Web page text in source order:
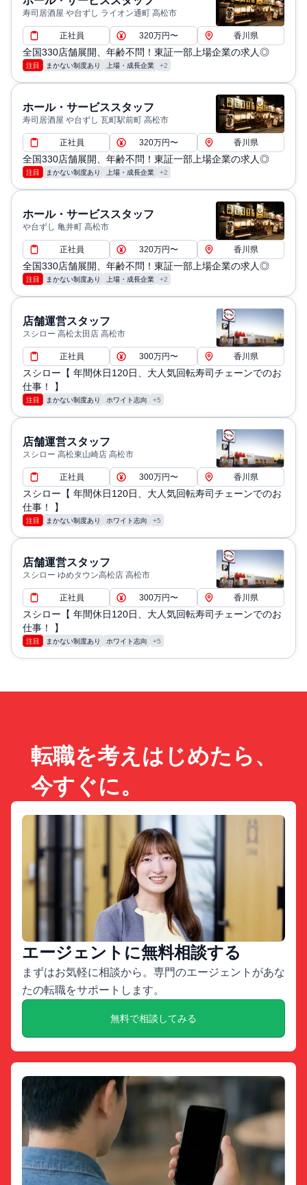
り)※残業月30時間程度／残業代100％全額支給。
退職・定年に関する補足: 60歳まで※嘱託社員制度あり
通勤・住居に関する補足: 独身寮完備（自己負担額：月2
万円～）
寿司居酒屋 や台ずし ライオン通町 高松市
正社員 320万円〜 香川県
全国330店舗展開、年齢不問！東証一部上場企業の求人◎
注目 まかない制度あり 上場・成長企業 +2
ホール・サービススタッフ
寿司居酒屋 や台ずし 瓦町駅前町 高松市
正社員 320万円〜 香川県
全国330店舗展開、年齢不問！東証一部上場企業の求人◎
注目 まかない制度あり 上場・成長企業 +2
ホール・サービススタッフ
や台ずし 亀井町 高松市
正社員 320万円〜 香川県
全国330店舗展開、年齢不問！東証一部上場企業の求人◎
注目 まかない制度あり 上場・成長企業 +2
店舗運営スタッフ
スシロー 高松太田店 高松市
正社員 300万円〜 香川県
スシロー【 年間休日120日、大人気回転寿司チェーンでのお
仕事！ 】
注目 まかない制度あり ホワイト志向 +5
店舗運営スタッフ
スシロー 高松東山崎店 高松市
正社員 300万円〜 香川県
スシロー【 年間休日120日、大人気回転寿司チェーンでのお
仕事！ 】
注目 まかない制度あり ホワイト志向 +5
店舗運営スタッフ
スシロー ゆめタウン高松店 高松市
正社員 300万円〜 香川県
スシロー【 年間休日120日、大人気回転寿司チェーンでのお
仕事！ 】
注目 まかない制度あり ホワイト志向 +5
転職を考えはじめたら、
今すぐに。
エージェントに無料相談する
まずはお気軽に相談から。専門のエージェントがあな
たの転職をサポートします。
無料で相談してみる